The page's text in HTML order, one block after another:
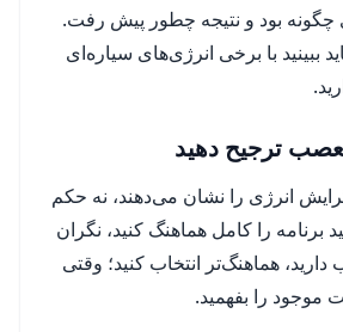
چگونه بود و نتیجه چطور پیش رفت.
ببینید با برخی انرژی‌های سیاره‌ای
ترجیح دهید
انرژی را نشان می‌دهند، نه حکم
برنامه را کامل هماهنگ کنید، نگران
دارید، هماهنگ‌تر انتخاب کنید؛ وقتی
موجود را بفهمید.